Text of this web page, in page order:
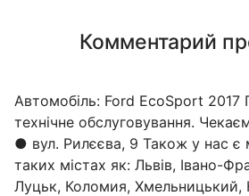
Комментарий
Автомобіль: Ford EcoSport 2017
технічне обслуговування.
● вул. Рилєєва, 9 Також у нас є
таких містах як: Львів, Івано-
Луцьк, Коломия, Хмельницький,